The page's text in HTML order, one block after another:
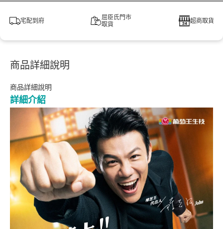
宅配到府
屈臣氏門市
取貨
超商取貨
商品詳細說明
商品詳細說明
詳細介紹